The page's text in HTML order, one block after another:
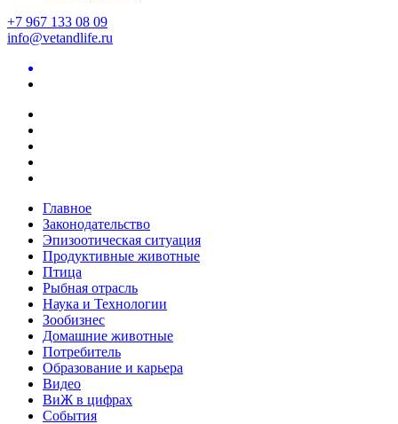
+7 967 133 08 09
info@vetandlife.ru
Главное
Законодательство
Эпизоотическая ситуация
Продуктивные животные
Птица
Рыбная отрасль
Наука и Технологии
Зообизнес
Домашние животные
Потребитель
Образование и карьера
Видео
ВиЖ в цифрах
События